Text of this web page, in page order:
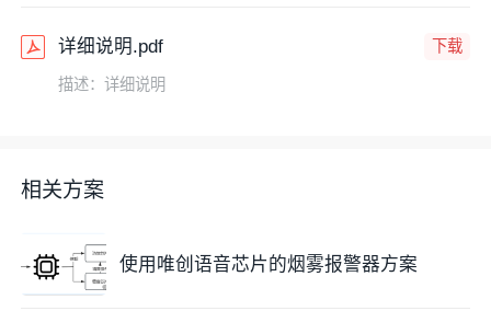
详细说明.pdf 下载
描述：详细说明
相关方案
使用唯创语音芯片的烟雾报警器方案